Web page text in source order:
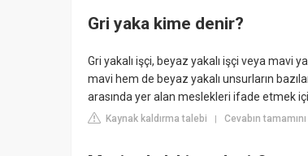
Gri yaka kime denir?
Gri yakalı işçi, beyaz yakalı işçi veya mavi
mavi hem de beyaz yakalı unsurların
arasında yer alan meslekleri ifade etmek
Kaynak kaldırma talebi | Cevabın